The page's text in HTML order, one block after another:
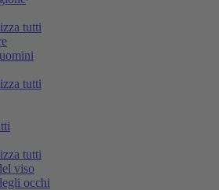
tutti
tutti
tutti
viso
occhi